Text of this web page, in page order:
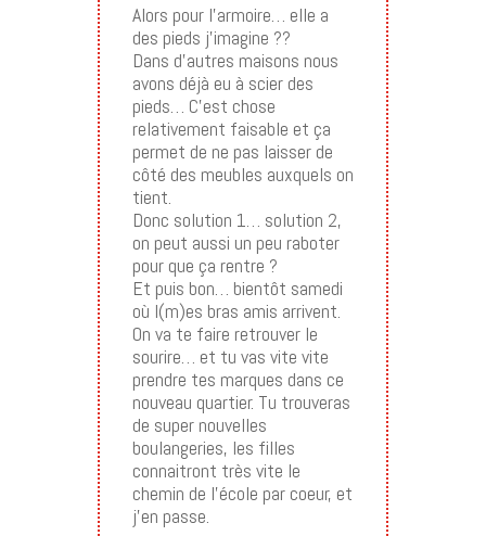
Alors pour l’armoire… elle a
des pieds j’imagine ??
Dans d’autres maisons nous
avons déjà eu à scier des
pieds… C’est chose
relativement faisable et ça
permet de ne pas laisser de
côté des meubles auxquels on
tient.
Donc solution 1… solution 2,
on peut aussi un peu raboter
pour que ça rentre ?
Et puis bon… bientôt samedi
où l(m)es bras amis arrivent.
On va te faire retrouver le
sourire… et tu vas vite vite
prendre tes marques dans ce
nouveau quartier. Tu trouveras
de super nouvelles
boulangeries, les filles
connaitront très vite le
chemin de l’école par coeur, et
j’en passe.